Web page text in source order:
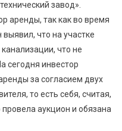
завод».
аренды, так как во время
что на участке
что не
сегодня инвестор
за согласием двух
то есть себя, считая,
провела аукцион и обязана